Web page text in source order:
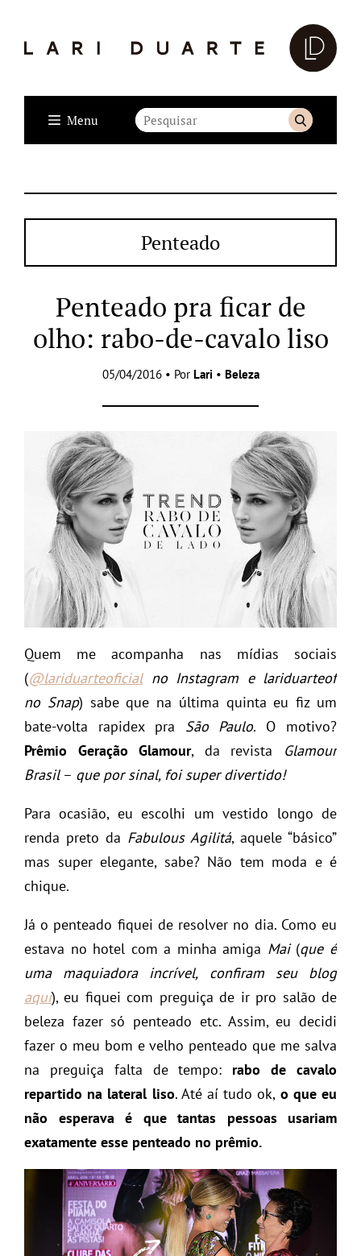
Menu
Penteado
Penteado pra ficar de
olho: rabo-de-cavalo liso
05/04/2016 • Por Lari • Beleza
Quem me acompanha nas mídias sociais
(@lariduarteoficialno Instagram e lariduarteof
no Snap) sabe que na última quinta eu fiz um
bate-volta rapidex pra São Paulo. O motivo?
Prêmio Geração Glamour, da revista Glamour
Brasil– que por sinal, foi super divertido!
Para ocasião, eu escolhi um vestido longo de
renda preto da Fabulous Agilitá, aquele “básico”
mas super elegante, sabe? Não tem moda e é
chique.
Já o penteado fiquei de resolver no dia. Como eu
estava no hotel com a minha amiga Mai(que é
uma maquiadora incrível, confiram seu blog
aqui), eu fiquei com preguiça de ir pro salão de
beleza fazer só penteado etc. Assim, eu decidi
fazer o meu bom e velho penteado que me salva
na preguiça falta de tempo: rabo de cavalo
repartido na lateral liso. Até aí tudo ok, o que eu
não esperava é que tantas pessoas usariam
exatamente esse penteado no prêmio.